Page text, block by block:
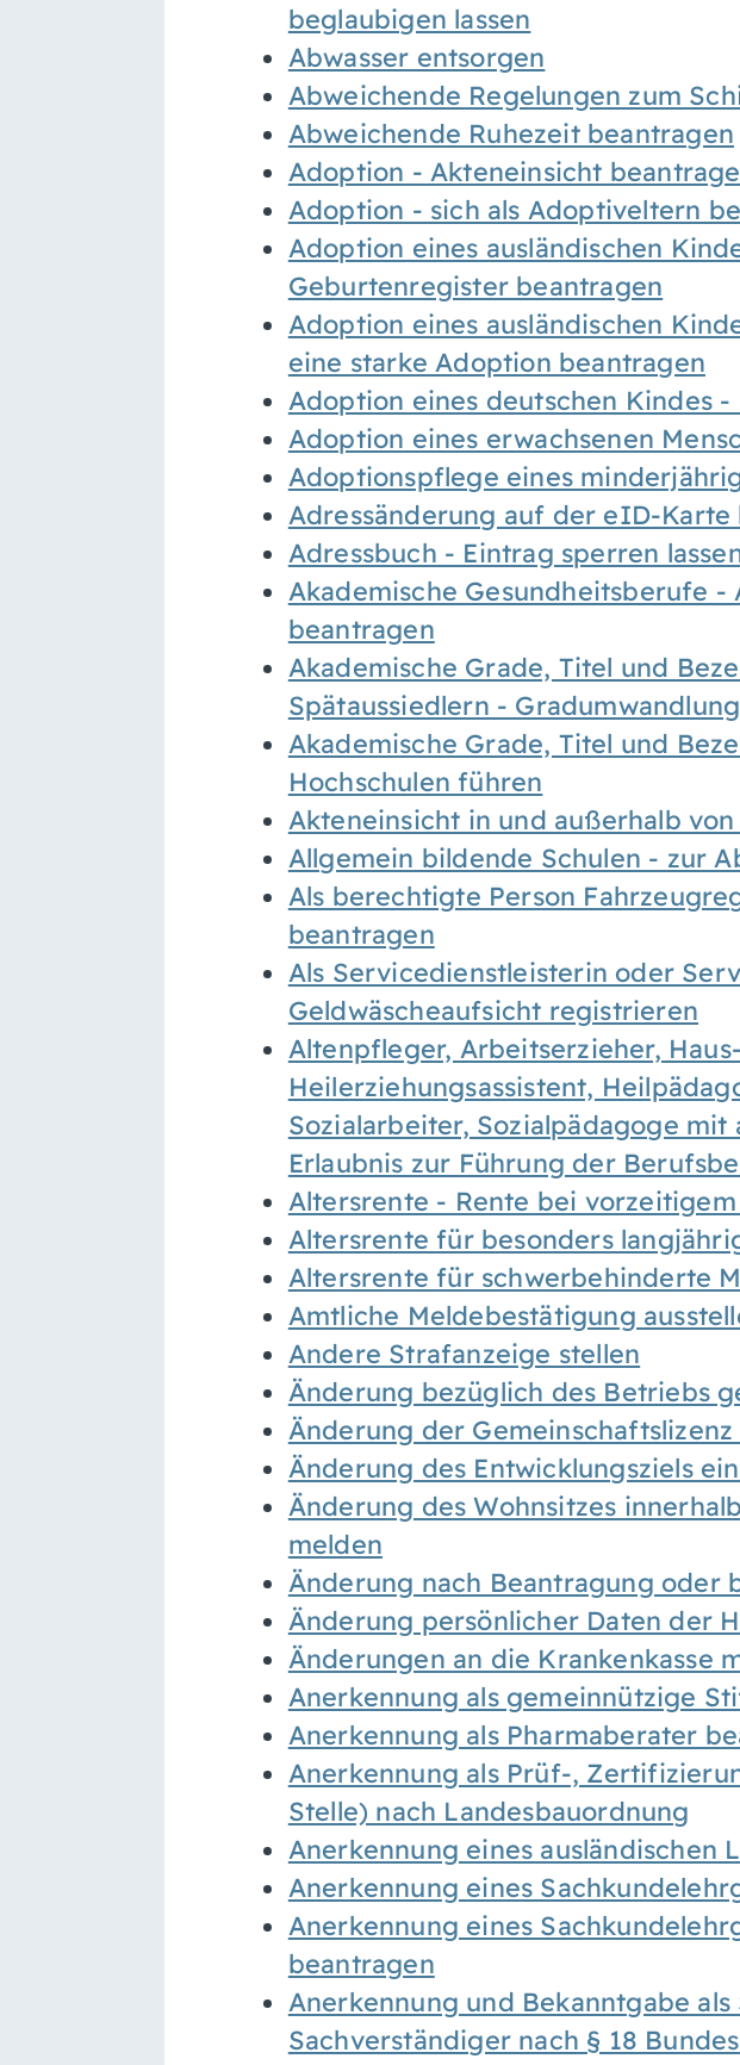
beglaubigen lassen
Abwasser entsorgen
Abweichende Regelungen zum
Abweichende Ruhezeit beantragen
Adoption - Akteneinsicht
Adoption - sich als Adoptiveltern
Adoption eines ausländischen
Geburtenregister beantragen
Adoption eines ausländischen
eine starke Adoption beantragen
Adoption eines deutschen Kindes
Adoption eines erwachsenen
Adoptionspflege eines
Adressänderung auf der eID-Karte
Adressbuch - Eintrag sperren
Akademische Gesundheitsberufe
beantragen
Akademische Grade, Titel und
Spätaussiedlern -
Akademische Grade, Titel und
Hochschulen führen
Akteneinsicht in und außerhalb
Allgemein bildende Schulen - zur
Als berechtigte Person
beantragen
Als Servicedienstleisterin oder
Geldwäscheaufsicht registrieren
Altenpfleger, Arbeitserzieher,
Heilerziehungsassistent,
Sozialarbeiter, Sozialpädagoge
Erlaubnis zur Führung der
Altersrente - Rente bei
Altersrente für besonders
Altersrente für schwerbehinderte
Amtliche Meldebestätigung
Andere Strafanzeige stellen
Änderung bezüglich des Betriebs
Änderung der
Änderung des Entwicklungsziels
Änderung des Wohnsitzes
melden
Änderung nach Beantragung oder
Änderung persönlicher Daten der
Änderungen an die Krankenkasse
Anerkennung als gemeinnützige
Anerkennung als Pharmaberater
Anerkennung als Prüf-,
Stelle) nach Landesbauordnung
Anerkennung eines ausländischen
Anerkennung eines
Anerkennung eines
beantragen
Anerkennung und Bekanntgabe
Sachverständiger nach § 18